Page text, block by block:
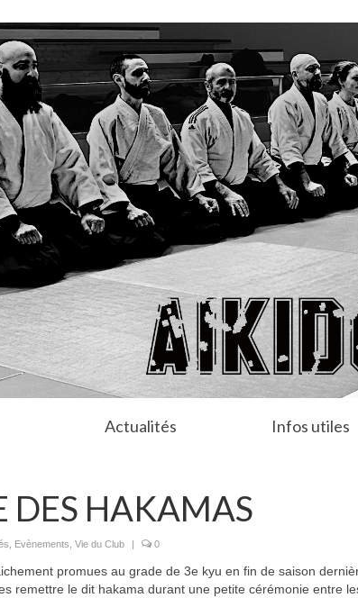
Actualités Infos utiles
DES HAKAMAS
, Evènements, Vie du Club 0
promues au grade de 3e kyu en fin de saison
remettre le dit hakama durant une petite cérémonie entre